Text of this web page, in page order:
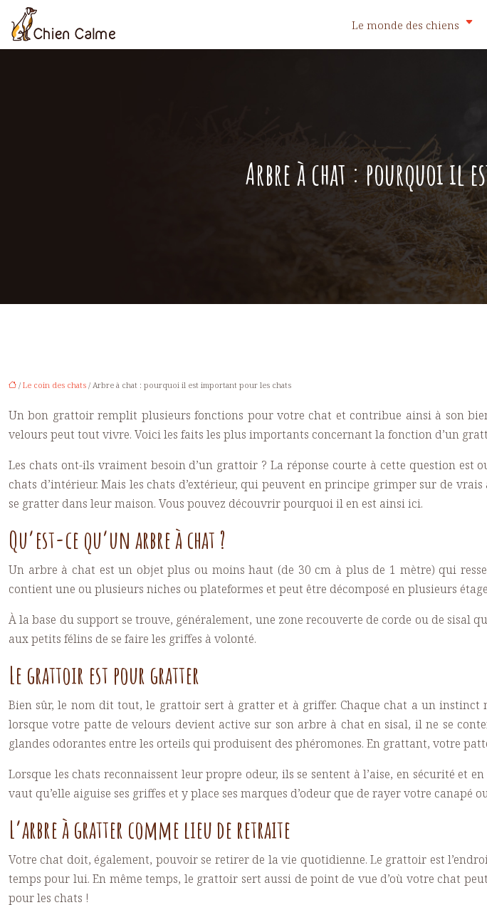
Le monde des chiens
Arbre à chat : pourquoi il
/ Le coin des chats / Arbre à chat : pourquoi il est important pour les chats
Un bon grattoir remplit plusieurs fonctions pour votre chat et contribue ainsi à son
velours peut tout vivre. Voici les faits les plus importants concernant la fonction d’un
Les chats ont-ils vraiment besoin d’un grattoir ? La réponse courte à cette question
chats d’intérieur. Mais les chats d’extérieur, qui peuvent en principe grimper sur de
se gratter dans leur maison. Vous pouvez découvrir pourquoi il en est ainsi ici.
Qu’est-ce qu’un arbre à chat ?
Un arbre à chat est un objet plus ou moins haut (de 30 cm à plus de 1 mètre) qui
contient une ou plusieurs niches ou plateformes et peut être décomposé en plusieurs
À la base du support se trouve, généralement, une zone recouverte de corde ou de sisal
aux petits félins de se faire les griffes à volonté.
Le grattoir est pour gratter
Bien sûr, le nom dit tout, le grattoir sert à gratter et à griffer. Chaque chat a un
lorsque votre patte de velours devient active sur son arbre à chat en sisal, il ne se
glandes odorantes entre les orteils qui produisent des phéromones. En grattant, votre
Lorsque les chats reconnaissent leur propre odeur, ils se sentent à l’aise, en sécurité
vaut qu’elle aiguise ses griffes et y place ses marques d’odeur que de rayer votre canapé
L’arbre à gratter comme lieu de retraite
Votre chat doit, également, pouvoir se retirer de la vie quotidienne. Le grattoir est
temps pour lui. En même temps, le grattoir sert aussi de point de vue d’où votre chat
pour les chats !